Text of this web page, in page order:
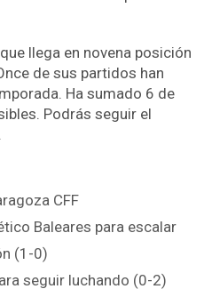
llega en novena posición
de sus partidos han
Ha sumado 6 de
Podrás seguir el
.
CFF
Baleares para escalar
(1-0)
seguir luchando (0-2)